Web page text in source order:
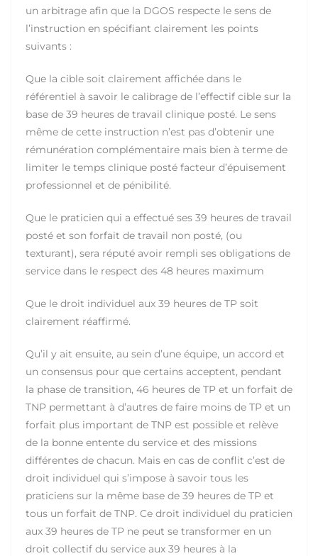
un arbitrage afin que la DGOS respecte le sens de
l’instruction en spécifiant clairement les points
suivants :
Que la cible soit clairement affichée dans le
référentiel à savoir le calibrage de l’effectif cible sur la
base de 39 heures de travail clinique posté. Le sens
même de cette instruction n’est pas d’obtenir une
rémunération complémentaire mais bien à terme de
limiter le temps clinique posté facteur d’épuisement
professionnel et de pénibilité.
Que le praticien qui a effectué ses 39 heures de travail
posté et son forfait de travail non posté, (ou
texturant), sera réputé avoir rempli ses obligations de
service dans le respect des 48 heures maximum
Que le droit individuel aux 39 heures de TP soit
clairement réaffirmé.
Qu’il y ait ensuite, au sein d’une équipe, un accord et
un consensus pour que certains acceptent, pendant
la phase de transition, 46 heures de TP et un forfait de
TNP permettant à d’autres de faire moins de TP et un
forfait plus important de TNP est possible et relève
de la bonne entente du service et des missions
différentes de chacun. Mais en cas de conflit c’est de
droit individuel qui s’impose à savoir tous les
praticiens sur la même base de 39 heures de TP et
tous un forfait de TNP. Ce droit individuel du praticien
aux 39 heures de TP ne peut se transformer en un
droit collectif du service aux 39 heures à la